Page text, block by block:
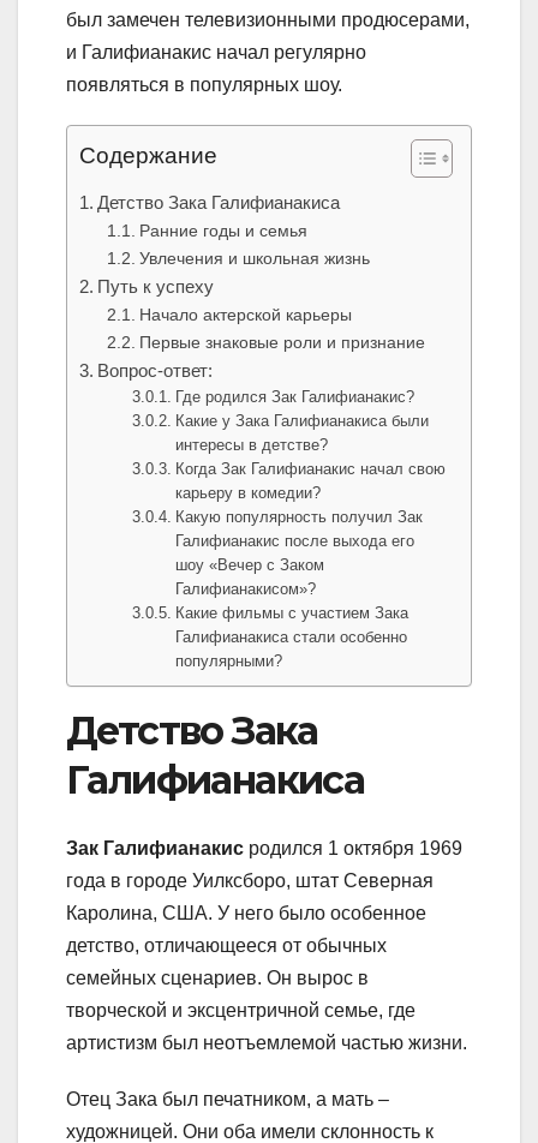
был замечен телевизионными продюсерами,
и Галифианакис начал регулярно
появляться в популярных шоу.
Содержание
Детство Зака Галифианакиса
Ранние годы и семья
Увлечения и школьная жизнь
Путь к успеху
Начало актерской карьеры
Первые знаковые роли и признание
Вопрос-ответ:
Где родился Зак Галифианакис?
Какие у Зака Галифианакиса были
интересы в детстве?
Когда Зак Галифианакис начал свою
карьеру в комедии?
Какую популярность получил Зак
Галифианакис после выхода его
шоу «Вечер с Заком
Галифианакисом»?
Какие фильмы с участием Зака
Галифианакиса стали особенно
популярными?
Детство Зака
Галифианакиса
Зак Галифианакис родился 1 октября 1969
года в городе Уилксборо, штат Северная
Каролина, США. У него было особенное
детство, отличающееся от обычных
семейных сценариев. Он вырос в
творческой и эксцентричной семье, где
артистизм был неотъемлемой частью жизни.
Отец Зака был печатником, а мать –
художницей. Они оба имели склонность к